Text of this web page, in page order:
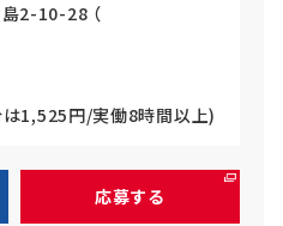
2-10-28 （
1,525円/実働8時間以上)
応募する